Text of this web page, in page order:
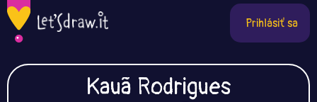
Prihlásiť sa
Kauã Rodrigues